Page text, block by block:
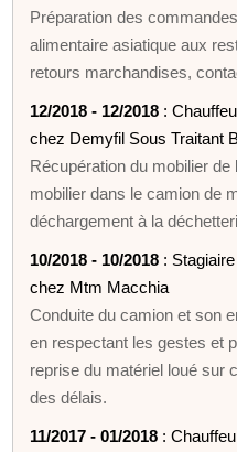
Préparation des
alimentaire asiatique aux
retours marchandises,
12/2018 - 12/2018 :
chez Demyfil Sous Traitant
Récupération du mobilier
mobilier dans le camion de
déchargement à la
10/2018 - 10/2018 :
chez Mtm Macchia
Conduite du camion et son
en respectant les gestes et
reprise du matériel loué sur
des délais.
11/2017 - 01/2018 :